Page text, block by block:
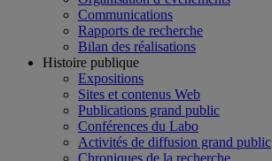
Communications
Rapports de recherche
Bilan des réalisations
Histoire publique
Expositions
Sites et contenus Web
Publications grand public
Conférences du Labo
Activités de diffusion grand public
Chroniques de la recherche